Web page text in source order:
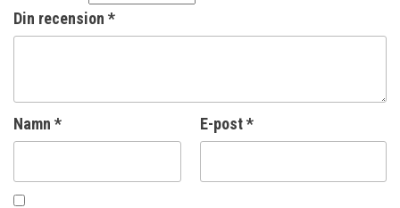
Din recension *
Namn * E-post*